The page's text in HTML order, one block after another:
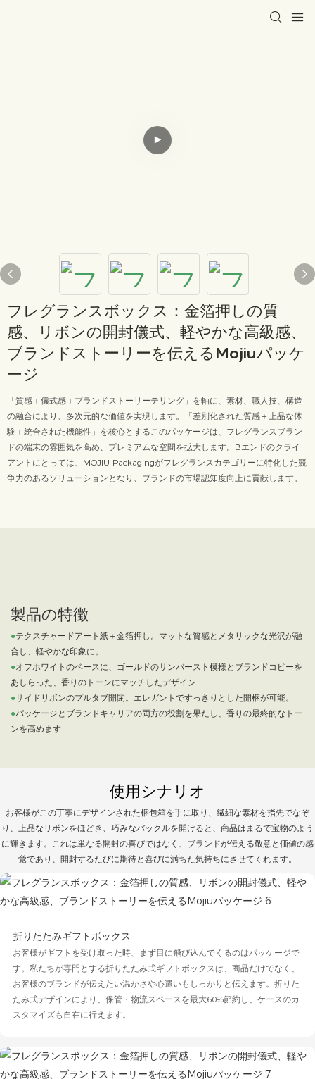
フレグランスボックス：金箔押しの質
感、リボンの開封儀式、軽やかな高級感、
ブランドストーリーを伝えるMojiuパッケ
ージ
「質感＋儀式感＋ブランドストーリーテリング」を軸に、素材、職人技、構造
の融合により、多次元的な価値を実現します。「差別化された質感＋上品な体
験＋統合された機能性」を核心とするこのパッケージは、フレグランスブラン
ドの端末の雰囲気を高め、プレミアムな空間を拡大します。Bエンドのクライ
アントにとっては、MOJIU Packagingがフレグランスカテゴリーに特化した競
争力のあるソリューションとなり、ブランドの市場認知度向上に貢献します。
製品の特徴
●テクスチャードアート紙＋金箔押し。マットな質感とメタリックな光沢が融
合し、軽やかな印象に。
●オフホワイトのベースに、ゴールドのサンバースト模様とブランドコピーを
あしらった、香りのトーンにマッチしたデザイン
●サイドリボンのプルタブ開閉。エレガントですっきりとした開梱が可能。
●パッケージとブランドキャリアの両方の役割を果たし、香りの最終的なトー
ンを高めます
使用シナリオ
お客様がこの丁寧にデザインされた梱包箱を手に取り、繊細な素材を指先でなぞ
り、上品なリボンをほどき、巧みなバックルを開けると、商品はまるで宝物のよう
に輝きます。これは単なる開封の喜びではなく、ブランドが伝える敬意と価値の感
覚であり、開封するたびに期待と喜びに満ちた気持ちにさせてくれます。
折りたたみギフトボックス
お客様がギフトを受け取った時、まず目に飛び込んでくるのはパッケージで
す。私たちが専門とする折りたたみ式ギフトボックスは、商品だけでなく、
お客様のブランドが伝えたい温かさや心遣いもしっかりと伝えます。折りた
たみ式デザインにより、保管・物流スペースを最大60%節約し、ケースのカ
スタマイズも自在に行えます。